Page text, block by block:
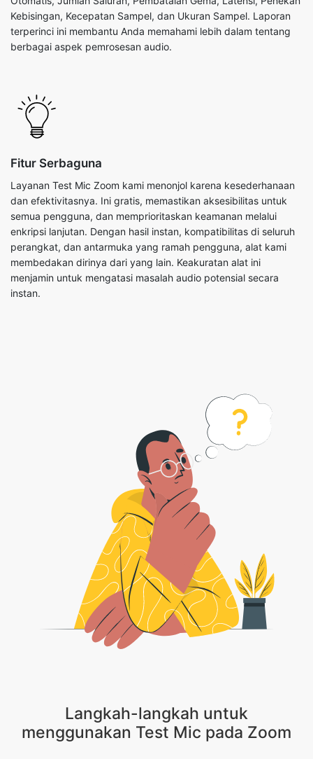
Kebisingan, Kecepatan Sampel, dan Ukuran Sampel. Laporan
terperinci ini membantu Anda memahami lebih dalam tentang
berbagai aspek pemrosesan audio.
Fitur Serbaguna
Layanan Test Mic Zoom kami menonjol karena kesederhanaan
dan efektivitasnya. Ini gratis, memastikan aksesibilitas untuk
semua pengguna, dan memprioritaskan keamanan melalui
enkripsi lanjutan. Dengan hasil instan, kompatibilitas di seluruh
perangkat, dan antarmuka yang ramah pengguna, alat kami
membedakan dirinya dari yang lain. Keakuratan alat ini
menjamin untuk mengatasi masalah audio potensial secara
instan.
Langkah-langkah untuk
menggunakan Test Mic pada Zoom